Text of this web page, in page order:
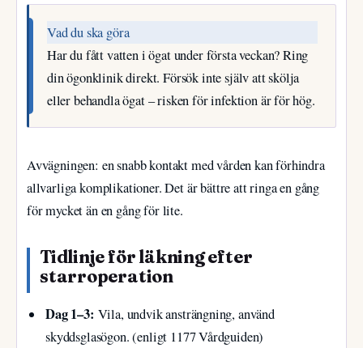
Vad du ska göra
Har du fått vatten i ögat under första veckan? Ring
din ögonklinik direkt. Försök inte själv att skölja
eller behandla ögat – risken för infektion är för hög.
Avvägningen: en snabb kontakt med vården kan förhindra
allvarliga komplikationer. Det är bättre att ringa en gång
för mycket än en gång för lite.
Tidlinje för läkning efter
starroperation
Dag 1–3: Vila, undvik ansträngning, använd
skyddsglasögon. (enligt 1177 Vårdguiden)